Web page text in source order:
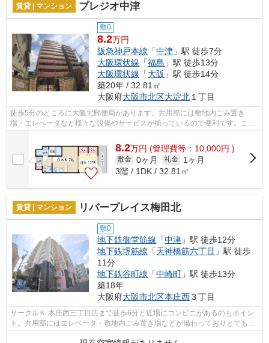
賃貸 | マンション プレジオ中津
敷0
8.2万円
阪急神戸本線 「中津 」駅 徒歩7分
大阪環状線 「福島 」駅 徒歩13分
大阪環状線 「大阪 」駅 徒歩14分
築20年 / 32.81㎡
大阪府大阪市北区大淀北 １丁目
徒歩5分のところに大阪北郵便局があります。共用部には敷地内ごみ置き
場・エレベータなど様々な設備やサービスが揃っているので便利です。こち
8.2万円 (管理費等：10,000円 )
敷金 0ヶ月 礼金
1ヶ月
3階 / 1DK / 32.81㎡
賃貸 | マンション リバープレイス梅田北
敷0
地下鉄御堂筋線 「中津 」駅 徒歩12分
地下鉄堺筋線 「天神橋筋六丁目 」駅 徒歩
11分
地下鉄谷町線 「中崎町 」駅 徒歩13分
築18年
大阪府大阪市北区本庄西３丁目
サークルＫ 本庄西三丁目店まで徒歩6分と近場にコンビニがあるのもポイン
ト。共用部にはエレベータ・敷地内ごみ置き場などが備わっておりとても充